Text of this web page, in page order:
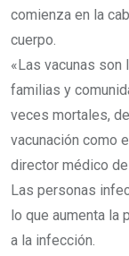
comienza en la
cuerpo.
«Las vacunas son
familias y
veces mortales,
vacunación como
director médico
Las personas
lo que aumenta
a la infección.